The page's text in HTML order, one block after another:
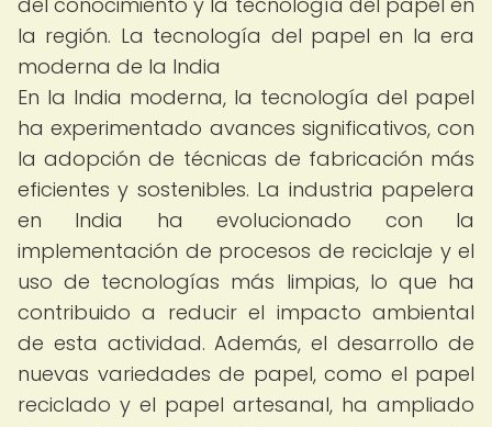
la región. La tecnología del papel en la era
moderna de la India
En la India moderna, la tecnología del papel
ha experimentado avances significativos, con
la adopción de técnicas de fabricación más
eficientes y sostenibles. La industria papelera
en India ha evolucionado con la
implementación de procesos de reciclaje y el
uso de tecnologías más limpias, lo que ha
contribuido a reducir el impacto ambiental
de esta actividad. Además, el desarrollo de
nuevas variedades de papel, como el papel
reciclado y el papel artesanal, ha ampliado